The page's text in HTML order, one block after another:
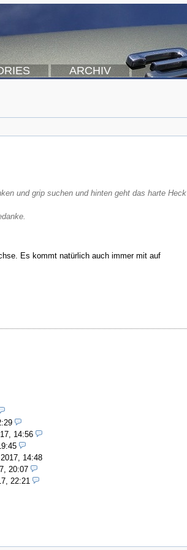
ARCHIV
und grip suchen und hinten geht das harte Heck
Es kommt natürlich auch immer mit auf
14:56
14:48
20:07
22:21